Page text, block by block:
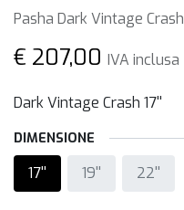
Pasha Dark Vintage Crash
€ 207,00 IVA inclusa
Dark Vintage Crash 17''
DIMENSIONE
17'' 19'' 22''